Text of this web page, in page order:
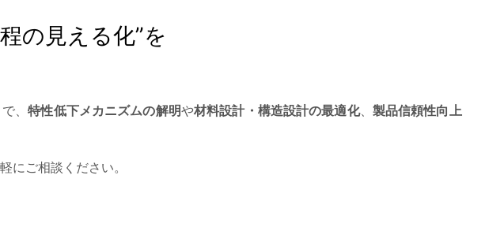
の見える化”を
、特性低下メカニズムの解明や材料設計・構造設計の最適化、 製品信頼性向上
にご相談ください。